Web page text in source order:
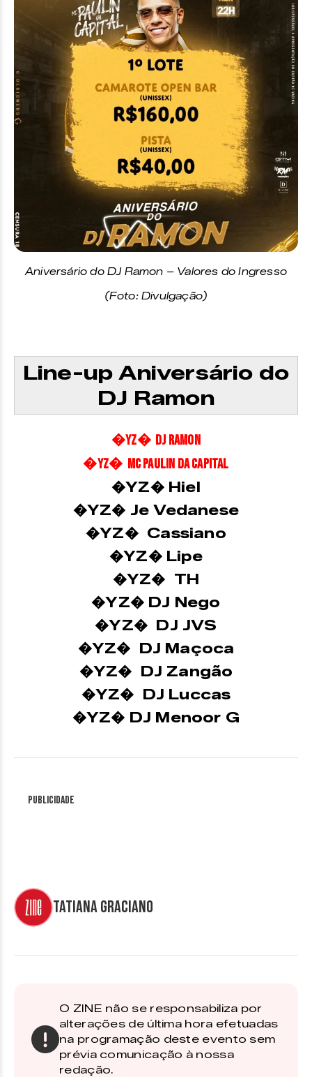
Aniversário do DJ Ramon – Valores do Ingresso
(Foto: Divulgação)
Line-up Aniversário do
DJ Ramon
�YZ� DJ Ramon
�YZ� MC Paulin da Capital
�YZ� Hiel
�YZ� Je Vedanese
�YZ� Cassiano
�YZ� Lipe
�YZ� TH
�YZ� DJ Nego
�YZ� DJ JVS
�YZ� DJ Maçoca
�YZ� DJ Zangão
�YZ� DJ Luccas
�YZ� DJ Menoor G
Publicidade
Tatiana Graciano
O ZINE não se responsabiliza por
alterações de última hora efetuadas
na programação deste evento sem
prévia comunicação à nossa
redação.